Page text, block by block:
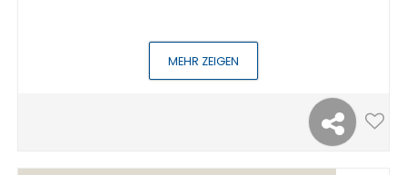
MEHR ZEIGEN